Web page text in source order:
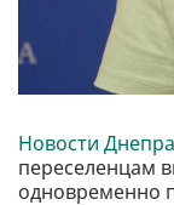
Новости Днепра
переселенцам
одновременно